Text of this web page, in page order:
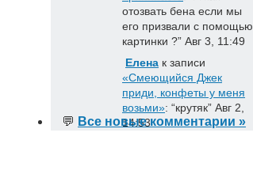
отозвать бена если мы
его призвали с помощью
картинки ?” Авг 3, 11:49
Елена к записи
«Смеющийся Джек
приди, конфеты у меня
возьми»: “крутяк” Авг 2,
14:53
💬 Все новые комментарии »